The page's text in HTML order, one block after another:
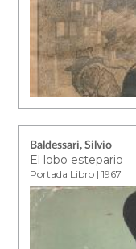
Baldessari, Silvio
El lobo estepario
Portada Libro | 1967